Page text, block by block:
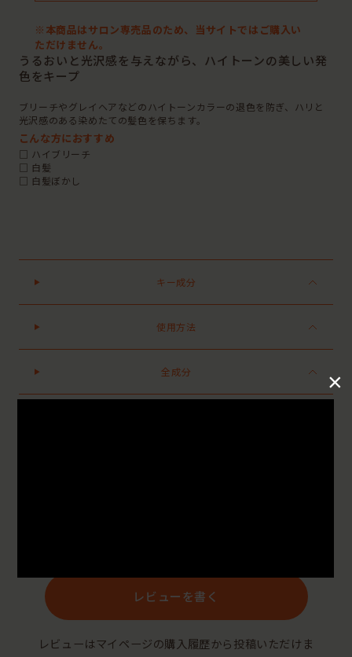
×
※本商品はサロン専売品のため、当サイトではご購入い
ただけません。
うるおいと光沢感を与えながら、ハイトーンの美しい発
色をキープ
ブリーチやグレイヘアなどのハイトーンカラーの退色を防ぎ、ハリと
光沢感のある染めたての髪色を保ちます。
こんな方におすすめ
□ ハイブリーチ
□ 白髪
□ 白髪ぼかし
キー成分
使用方法
全成分
レビューを書く
レビューはマイページの購入履歴から投稿いただけま